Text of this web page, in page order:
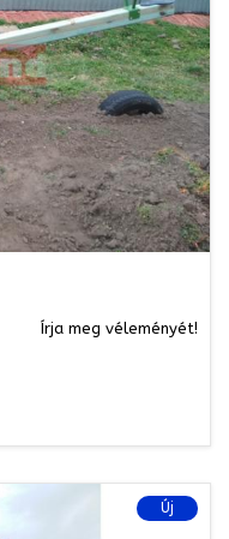
Írja meg véleményét!
Új